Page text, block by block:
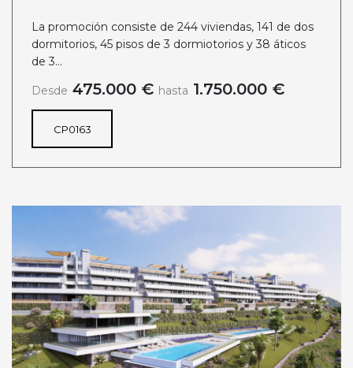
La promoción consiste de 244 viviendas, 141 de dos
dormitorios, 45 pisos de 3 dormiotorios y 38 áticos
de 3...
Desde 475.000 € hasta 1.750.000 €
CP0163